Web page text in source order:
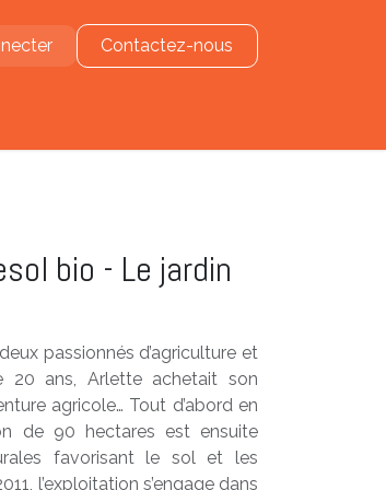
Contactez-nous
bio - Le jardin
passionnés d’agriculture et
20 ans, Arlette achetait son
agricole… Tout d’abord en
de 90 hectares est ensuite
favorisant le sol et les
l’exploitation s’engage dans